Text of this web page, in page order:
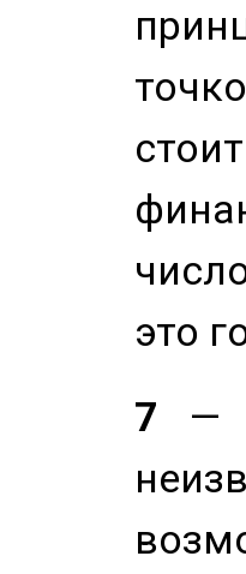
это
7 —